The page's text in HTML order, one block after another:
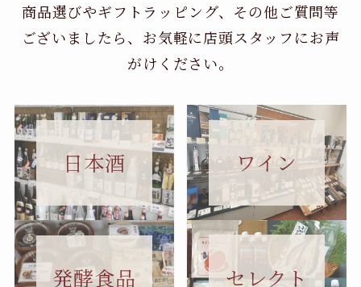
商品選びやギフトラッピング、その他ご質問等
ございましたら、お気軽に店頭スタッフにお声
がけください。
日本酒 ワイン
発酵食品 セレクト